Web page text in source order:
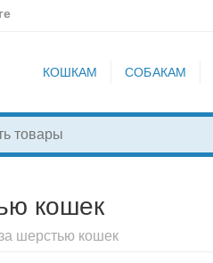
КОШКАМ СОБАКАМ
кошек
шерстью кошек